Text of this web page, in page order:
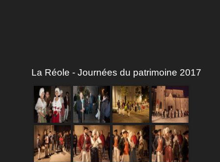
La Réole - Journées du patrimoine 2017